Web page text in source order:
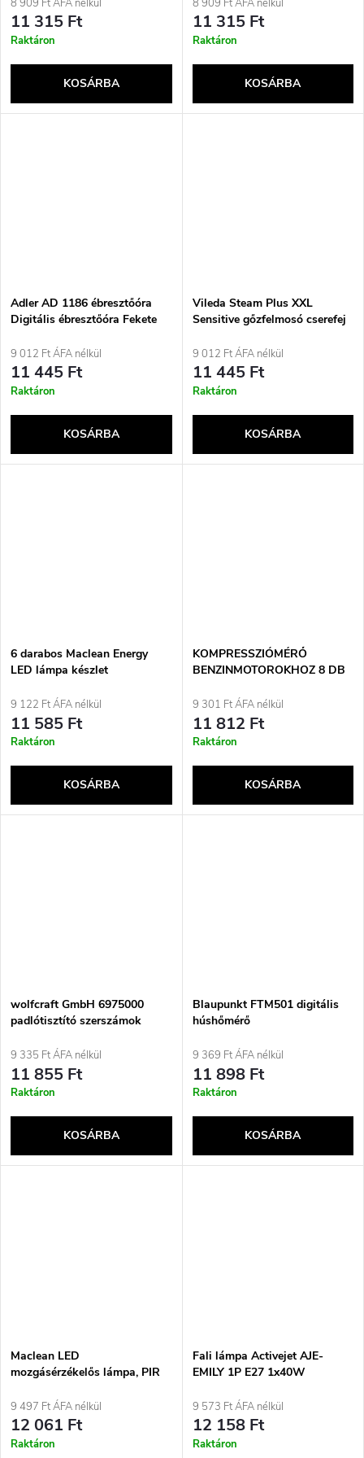
8 909 Ft ÁFA nélkül
11 315 Ft
Raktáron
KOSÁRBA
8 909 Ft ÁFA nélkül
11 315 Ft
Raktáron
KOSÁRBA
Adler AD 1186 ébresztőóra
Digitális ébresztőóra Fekete
9 012 Ft ÁFA nélkül
11 445 Ft
Raktáron
KOSÁRBA
Vileda Steam Plus XXL
Sensitive gőzfelmosó cserefej
9 012 Ft ÁFA nélkül
11 445 Ft
Raktáron
KOSÁRBA
6 darabos Maclean Energy
LED lámpa készlet
(MCE165)
9 122 Ft ÁFA nélkül
11 585 Ft
Raktáron
KOSÁRBA
KOMPRESSZIÓMÉRŐ
BENZINMOTOROKHOZ 8 DB
9 301 Ft ÁFA nélkül
11 812 Ft
Raktáron
KOSÁRBA
wolfcraft GmbH 6975000
padlótisztító szerszámok
9 335 Ft ÁFA nélkül
11 855 Ft
Raktáron
KOSÁRBA
Blaupunkt FTM501 digitális
húshőmérő
9 369 Ft ÁFA nélkül
11 898 Ft
Raktáron
KOSÁRBA
Maclean LED
mozgásérzékelős lámpa, PIR
W, IP65, 1000 lm, semleges
színű, MCE525 B
9 497 Ft ÁFA nélkül
12 061 Ft
Raktáron
Fali lámpa Activejet AJE-
EMILY 1P E27 1x40W
9 573 Ft ÁFA nélkül
12 158 Ft
Raktáron